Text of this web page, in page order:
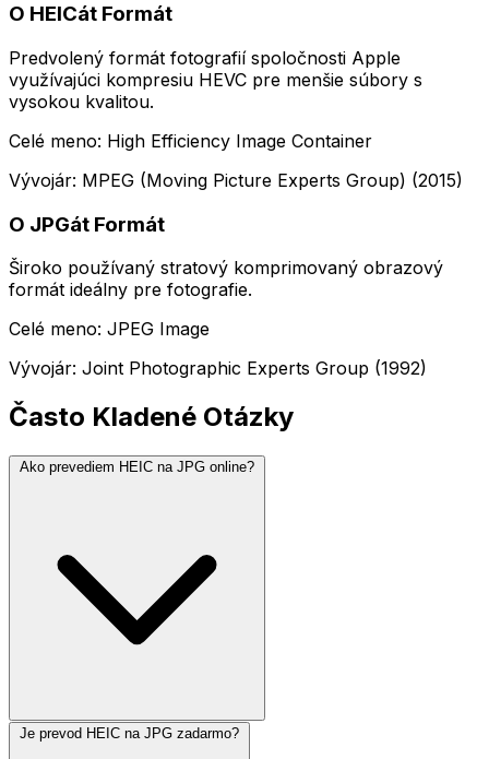
O HEICát Formát
Predvolený formát fotografií spoločnosti Apple
využívajúci kompresiu HEVC pre menšie súbory s
vysokou kvalitou.
Celé meno: High Efficiency Image Container
Vývojár: MPEG (Moving Picture Experts Group) (2015)
O JPGát Formát
Široko používaný stratový komprimovaný obrazový
formát ideálny pre fotografie.
Celé meno: JPEG Image
Vývojár: Joint Photographic Experts Group (1992)
Často Kladené Otázky
Ako prevediem HEIC na JPG online?
Je prevod HEIC na JPG zadarmo?